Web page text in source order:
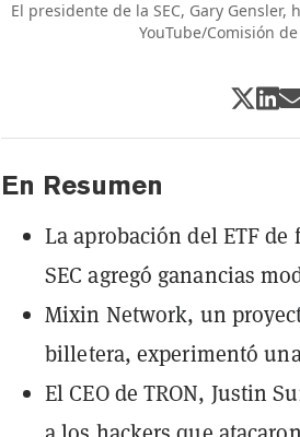
El presidente de la SEC, Gary
YouTube/Comisión
En Resumen
La aprobación del ETF
SEC agregó ganancias
Mixin Network, un
billetera, experimentó
El CEO de TRON, Justin